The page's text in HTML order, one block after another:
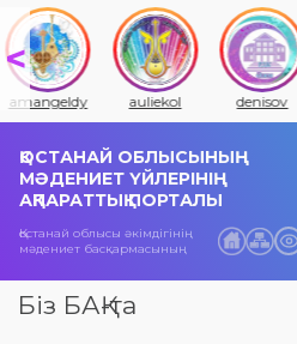
amangeldy auliekol denisov
ҚОСТАНАЙ ОБЛЫСЫНЫҢ
МӘДЕНИЕТ ҮЙЛЕРІНІҢ
АҚПАРАТТЫҚ ПОРТАЛЫ
Қостанай облысы әкімдігінің
мәдениет басқармасының
Біз БАҚ-та